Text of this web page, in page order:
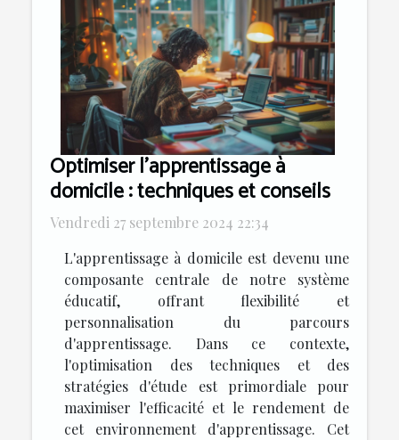
Optimiser l'apprentissage à
domicile : techniques et conseils
Vendredi 27 septembre 2024 22:34
L'apprentissage à domicile est devenu une
composante centrale de notre système
éducatif, offrant flexibilité et
personnalisation du parcours
d'apprentissage. Dans ce contexte,
l'optimisation des techniques et des
stratégies d'étude est primordiale pour
maximiser l'efficacité et le rendement de
cet environnement d'apprentissage. Cet